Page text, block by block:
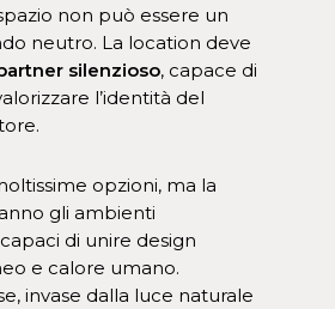
non può essere un
neutro. La location deve
silenzioso, capace di
l’identità del
opzioni, ma la
gli ambienti
di unire design
e calore umano.
invase dalla luce naturale